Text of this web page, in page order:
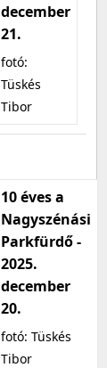
december
21.
fotó:
Tüskés
Tibor
10 éves a
Nagyszénási
Parkfürdő -
2025.
december
20.
fotó: Tüskés
Tibor